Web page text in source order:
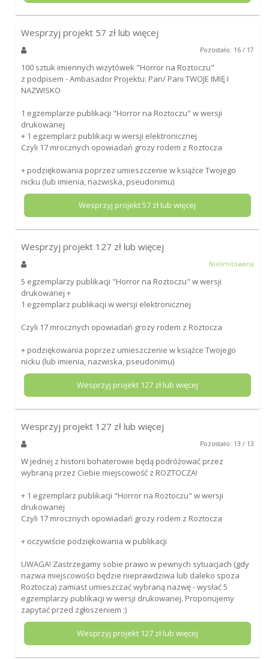
Wesprzyj projekt 57 zł lub więcej
Pozostało: 16 / 17
100 sztuk imiennych wizytówek "Horror na Roztoczu"
z podpisem - Ambasador Projektu: Pan/ Pani TWOJE IMIĘ I
NAZWISKO
1 egzemplarze publikacji "Horror na Roztoczu" w wersji
drukowanej
+ 1 egzemplarz publikacji w wersji elektronicznej
Czyli 17 mrocznych opowiadań grozy rodem z Roztocza
+ podziękowania poprzez umieszczenie w książce Twojego
nicku (lub imienia, nazwiska, pseudonimu)
Wesprzyj projekt57 zł lub więcej
Wesprzyj projekt 127 zł lub więcej
Nielimitowana
5 egzemplarzy publikacji "Horror na Roztoczu" w wersji
drukowanej +
1 egzemplarz publikacji w wersji elektronicznej
Czyli 17 mrocznych opowiadań grozy rodem z Roztocza
+ podziękowania poprzez umieszczenie w książce Twojego
nicku (lub imienia, nazwiska, pseudonimu)
Wesprzyj projekt 127zł lub więcej
Wesprzyj projekt 127 zł lub więcej
Pozostało: 13 / 13
W jednej z historii bohaterowie będą podróżować przez
wybraną przez Ciebie miejscowość z ROZTOCZA!
+ 1 egzemplarz publikacji "Horror na Roztoczu" w wersji
drukowanej
Czyli 17 mrocznych opowiadań grozy rodem z Roztocza
+ oczywiście podziękowania w publikacji
UWAGA! Zastrzegamy sobie prawo w pewnych sytuacjach (gdy
nazwa miejscowości będzie nieprawdziwa lub daleko spoza
Roztocza) zamiast umieszczać wybraną nazwę - wysłać 5
egzemplarzy publikacji w wersji drukowanej. Proponujemy
zapytać przed zgłoszeniem :)
Wesprzyj projekt 127zł lub więcej